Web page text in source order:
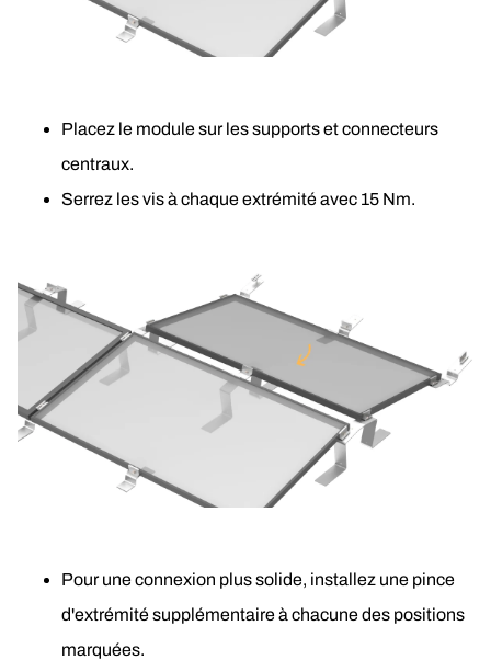
Placez le module sur les supports et connecteurs
centraux.
Serrez les vis à chaque extrémité avec 15 Nm.
Pour une connexion plus solide, installez une pince
d'extrémité supplémentaire à chacune des positions
marquées.